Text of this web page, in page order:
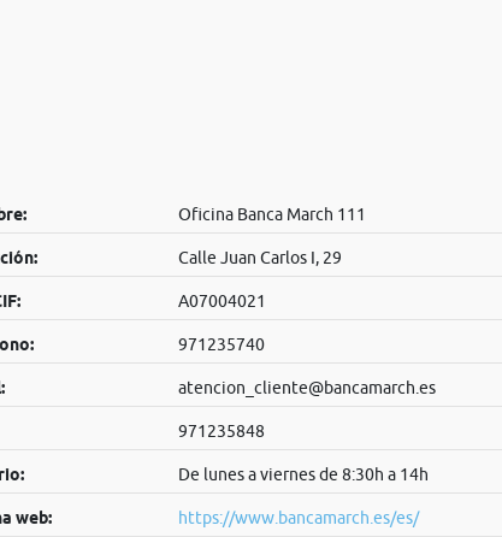
Oficina Banca March 111
Calle Juan Carlos I, 29
A07004021
971235740
atencion_cliente@bancamarch.es
971235848
De lunes a viernes de 8:30h a 14h
web: https://www.bancamarch.es/es/